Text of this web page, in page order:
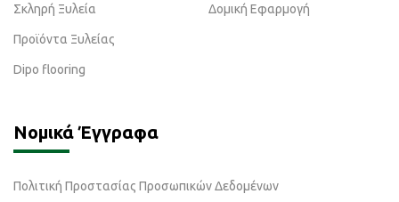
Σκληρή Ξυλεία
Προϊόντα Ξυλείας
Dipo flooring
Δομική Εφαρμογή
Νομικά Έγγραφα
Πολιτική Προστασίας Προσωπικών Δεδομένων